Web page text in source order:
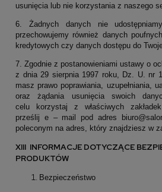
usunięcia lub nie korzystania z naszego
6. Żadnych danych nie
przechowujemy również danych
kredytowych czy danych dostępu do
7. Zgodnie z postanowieniami ustawy o
z dnia 29 sierpnia 1997 roku, Dz. U. nr
masz prawo poprawiania, uzupełniania,
oraz żądania usunięcia swoich
celu korzystaj z właściwych
prześlij e – mail pod adres
poleconym na adres, który znajdziesz w
XIII INFORMACJE DOTYCZĄCE
PRODUKTÓW
Bezpieczeństwo